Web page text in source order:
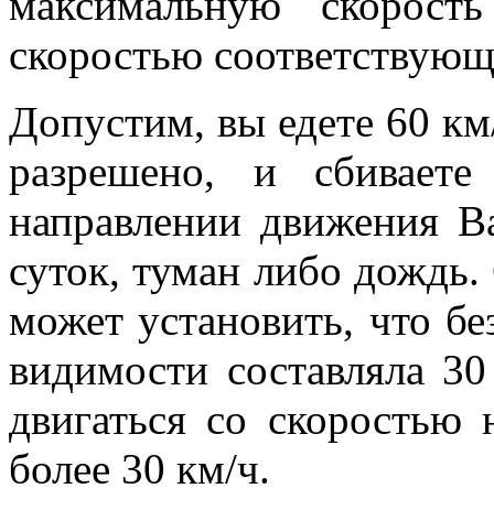
скоростью
Допустим, вы едете 60
разрешено, и
направлении движения
суток, туман либо
может установить, что
видимости составляла
двигаться со
более 30 км/ч.